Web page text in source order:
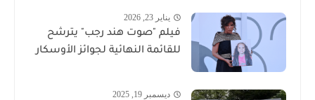
يناير 23, 2026
فيلم "صوت هند رجب" يترشح
للقائمة النهائية لجوائز الأوسكار
ديسمبر 19, 2025